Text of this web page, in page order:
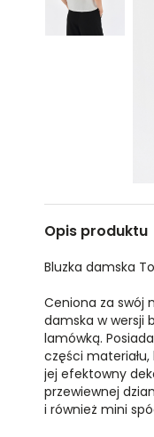
Opis produktu
Bluzka damska
Ceniona za swój
damska w wersji
lamówką.
części
jej efektowny
przewiewnej
i również mini